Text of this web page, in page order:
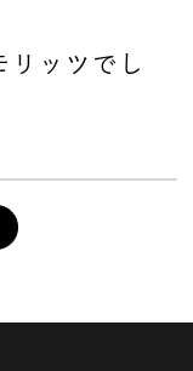
リッツでし